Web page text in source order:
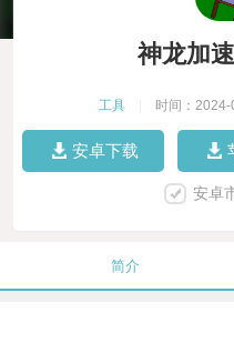
神龙加
工具 时间：
安卓下载
安卓
简介